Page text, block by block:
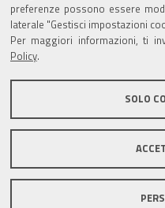
preferenze possono essere
laterale "Gestisci impostazioni
Per maggiori informazioni, ti
Policy
SOLO
Pubblicità Legale
Area riservata
Informativa generale
Accessibilità
Note
Informativa estesa sui